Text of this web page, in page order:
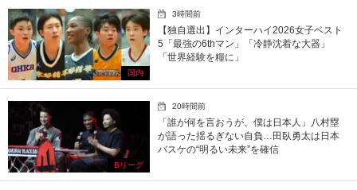
国内
3時間前
【独自選出】インターハイ2026女子ベスト
5「最強の6thマン」「冷静沈着な大器」
「世界経験を糧に」
Bリーグ
20時間前
「誰が何を言おうが、僕は日本人」八村塁
が語った揺るぎない自負…田臥勇太は日本
バスケの“明るい未来”を確信